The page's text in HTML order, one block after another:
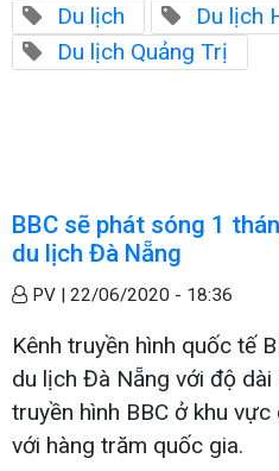
Du lịch
Du lịch
Du lịch Quảng Trị
BBC sẽ phát sóng 1
du lịch Đà Nẵng
PV | 22/06/2020 - 18:36
Kênh truyền hình quốc tế
du lịch Đà Nẵng với độ dài
truyền hình BBC ở khu
với hàng trăm quốc gia.